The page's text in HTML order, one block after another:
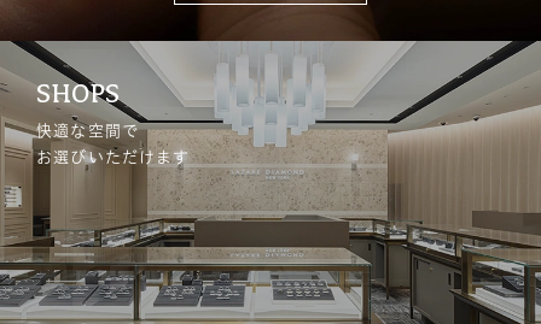
SHOPS
快適な空間で
お選びいただけます